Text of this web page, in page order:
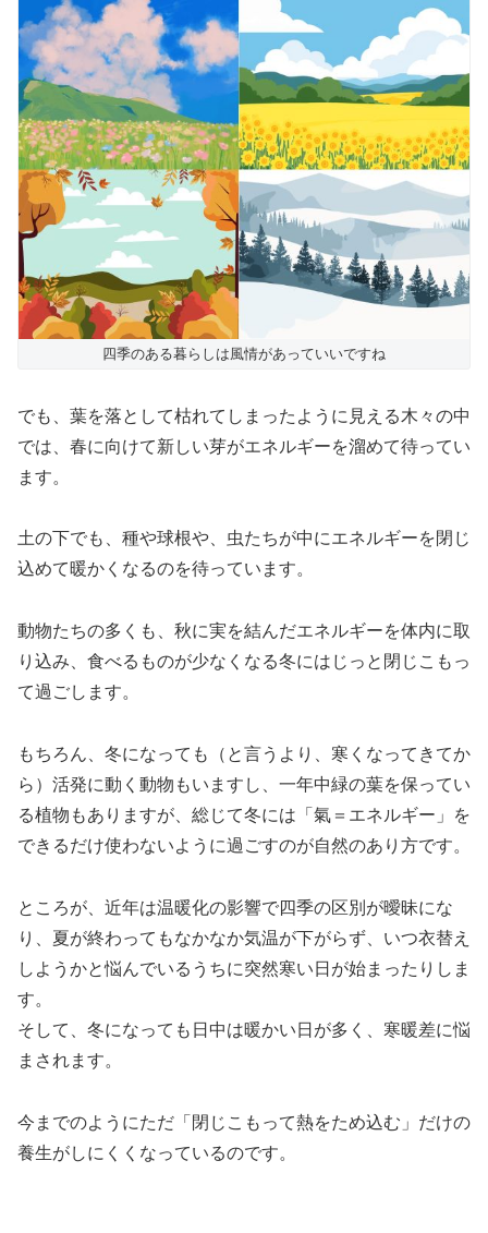
四季のある暮らしは風情があっていいですね
でも、葉を落として枯れてしまったように見える木々の中
では、春に向けて新しい芽がエネルギーを溜めて待ってい
ます。
土の下でも、種や球根や、虫たちが中にエネルギーを閉じ
込めて暖かくなるのを待っています。
動物たちの多くも、秋に実を結んだエネルギーを体内に取
り込み、食べるものが少なくなる冬にはじっと閉じこもっ
て過ごします。
もちろん、冬になっても（と言うより、寒くなってきてか
ら）活発に動く動物もいますし、一年中緑の葉を保ってい
る植物もありますが、総じて冬には「氣＝エネルギー」を
できるだけ使わないように過ごすのが自然のあり方です。
ところが、近年は温暖化の影響で四季の区別が曖昧にな
り、夏が終わってもなかなか気温が下がらず、いつ衣替え
しようかと悩んでいるうちに突然寒い日が始まったりしま
す。
そして、冬になっても日中は暖かい日が多く、寒暖差に悩
まされます。
今までのようにただ「閉じこもって熱をため込む」だけの
養生がしにくくなっているのです。